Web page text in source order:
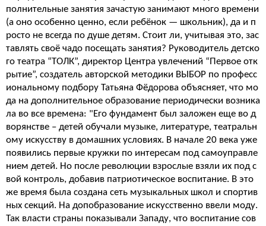
полнительные занятия зачастую занимают много времени
(а оно особенно ценно, если ребёнок — школьник), да и п
росто не всегда по душе детям. Стоит ли, учитывая это, зас
тавлять своё чадо посещать занятия? Руководитель детско
го театра “ТОЛК”, директор Центра увлечений “Первое отк
рытие”, создатель авторской методики ВЫБОР по професс
иональному подбору Татьяна Фёдорова объясняет, что мо
да на дополнительное образование периодически возника
ла во все времена: "Его фундамент был заложен еще во д
ворянстве – детей обучали музыке, литературе, театральн
ому искусству в домашних условиях. В начале 20 века уже
появились первые кружки по интересам под самоуправле
нием детей. Но после революции взрослые взяли их под с
вой контроль, добавив патриотическое воспитание. В это
же время была создана сеть музыкальных школ и спортив
ных секций. На допобразование искусственно ввели моду.
Так власти страны показывали Западу, что воспитание сов